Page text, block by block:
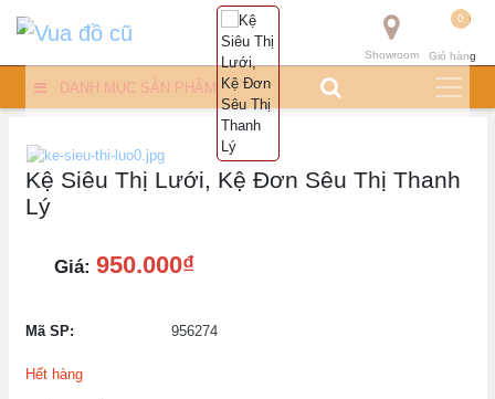
0
Giỏ hàng
Showroom
DANH MỤC SẢN PHẨM
Kệ Siêu Thị Lưới, Kệ Đơn Sêu Thị Thanh
Lý
Giá: 950.000₫
Mã SP: 956274
Hết hàng